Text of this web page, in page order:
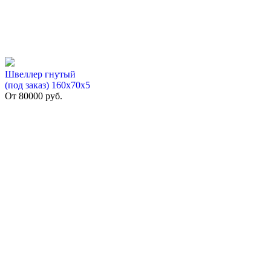
Швеллер гнутый
(под заказ) 160х70х5
От 80000 руб.